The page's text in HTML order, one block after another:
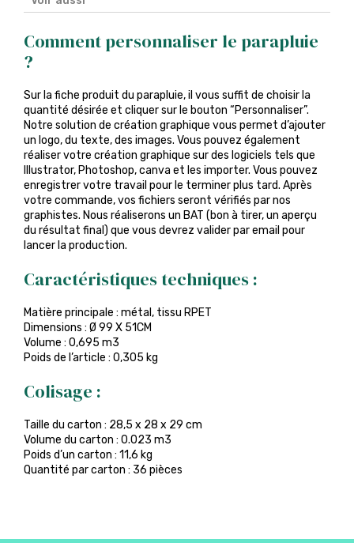
Comment personnaliser le parapluie
?
Sur la fiche produit du parapluie, il vous suffit de choisir la
quantité désirée et cliquer sur le bouton “Personnaliser”.
Notre solution de création graphique vous permet d’ajouter
un logo, du texte, des images. Vous pouvez également
réaliser votre création graphique sur des logiciels tels que
Illustrator, Photoshop, canva et les importer. Vous pouvez
enregistrer votre travail pour le terminer plus tard. Après
votre commande, vos fichiers seront vérifiés par nos
graphistes. Nous réaliserons un BAT (bon à tirer, un aperçu
du résultat final) que vous devrez valider par email pour
lancer la production.
Caractéristiques techniques :
Matière principale : métal, tissu RPET
Dimensions : Ø 99 X 51CM
Volume : 0,695 m3
Poids de l’article : 0,305 kg
Colisage :
Taille du carton : 28,5 x 28 x 29 cm
Volume du carton : 0.023 m3
Poids d’un carton : 11,6 kg
Quantité par carton : 36 pièces